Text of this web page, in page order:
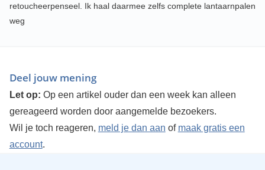
retoucheerpenseel. Ik haal daarmee zelfs complete lantaarnpalen
weg
Deel jouw mening
Let op: Op een artikel ouder dan een week kan alleen
gereageerd worden door aangemelde bezoekers.
Wil je toch reageren, meld je dan aan of maak gratis een
account.